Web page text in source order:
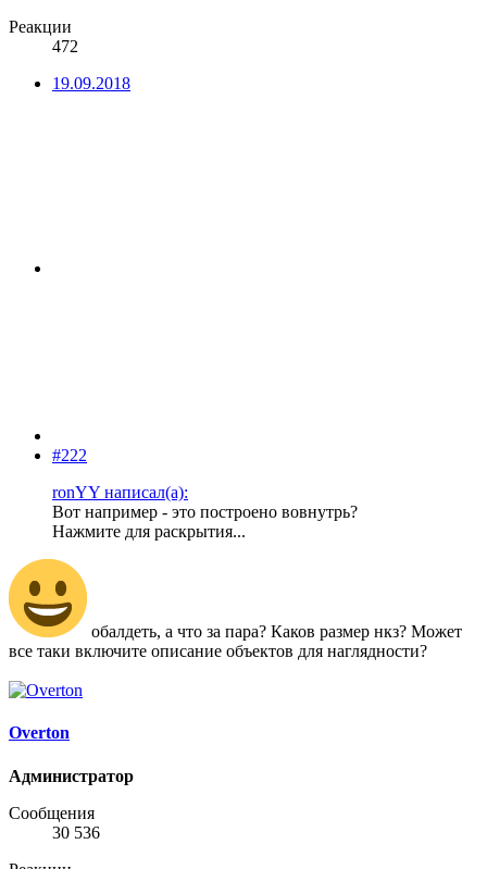
Реакции
472
19.09.2018
#222
ronYY написал(а):
Вот например - это построено вовнутрь?
Нажмите для раскрытия...
обалдеть, а что за пара? Каков размер нкз? Может
все таки включите описание объектов для наглядности?
Overton
Администратор
Сообщения
30 536